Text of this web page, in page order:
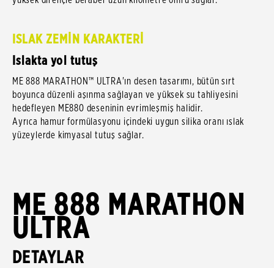
ISLAK ZEMİN KARAKTERİ
Islakta yol tutuş
ME 888 MARATHON™ ULTRA'ın desen tasarımı, bütün sırt
boyunca düzenli aşınma sağlayan ve yüksek su tahliyesini
hedefleyen ME880 deseninin evrimleşmiş halidir.
Ayrıca hamur formülasyonu içindeki uygun silika oranı ıslak
yüzeylerde kimyasal tutuş sağlar.
ME 888 MARATHON
ULTRA
DETAYLAR